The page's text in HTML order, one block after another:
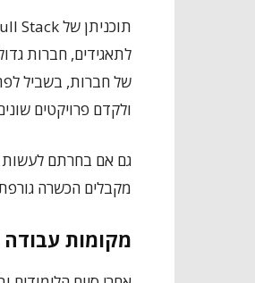
לתאגידים, חברות
של חברות, בשביל
ולקדם פרויקטים
מקבלים הכשרה
מקומות עבודה